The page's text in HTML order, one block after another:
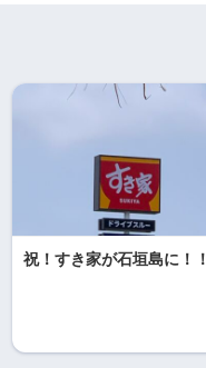
祝！すき家が石垣島に！